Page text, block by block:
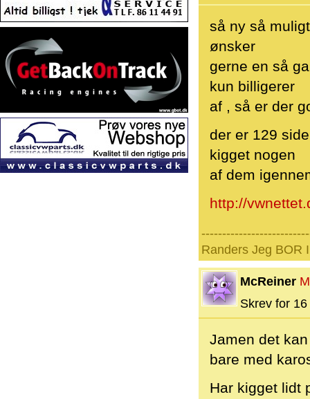
så ny så
ønsker
gerne en så
kun billigerer
af , så er der
der er 129
kigget nogen
af dem
http://
Randers Jeg BOR
McReiner
Skrev for
Jamen det
bare med
Har kigget lidt